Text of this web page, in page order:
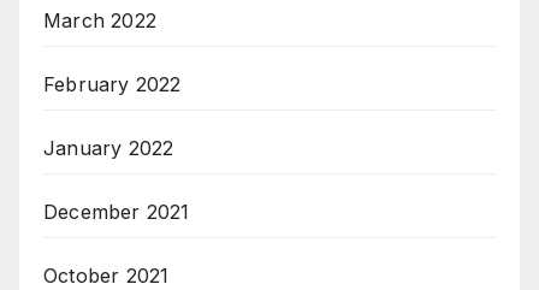
March 2022
February 2022
January 2022
December 2021
October 2021